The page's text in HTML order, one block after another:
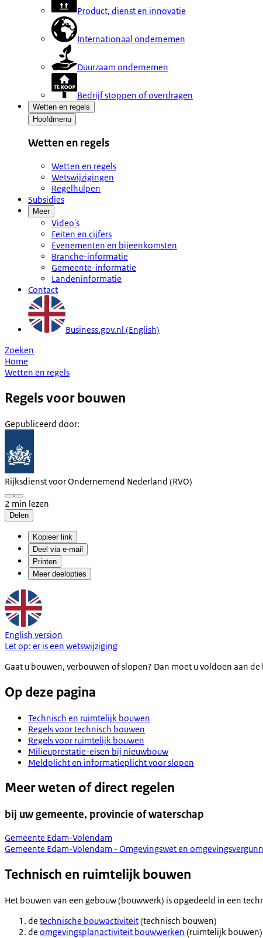
Product, dienst en innovatie
Internationaal ondernemen
Duurzaam ondernemen
Bedrijf stoppen of overdragen
Wetten en regels
Hoofdmenu
Wetten en regels
Wetten en regels
Wetswijzigingen
Regelhulpen
Subsidies
Meer
Video's
Feiten en cijfers
Evenementen en bijeenkomsten
Branche-informatie
Gemeente-informatie
Landeninformatie
Contact
Business.gov.nl (English)
Zoeken
Home
Wetten en regels
Regels voor bouwen
Gepubliceerd door:
Rijksdienst voor Ondernemend Nederland (RVO)
2 min lezen
Delen
Kopieer link
Deel via e-mail
Printen
Meer deelopties
English version
Let op: er is een wetswijziging
Gaat u bouwen, verbouwen of slopen? Dan moet u voldoen aan
Op deze pagina
Technisch en ruimtelijk bouwen
Regels voor technisch bouwen
Regels voor ruimtelijk bouwen
Milieuprestatie-eisen bij nieuwbouw
Meldplicht en informatieplicht voor slopen
Meer weten of direct regelen
bij uw gemeente, provincie of waterschap
Gemeente Edam-Volendam
Gemeente Edam-Volendam - Omgevingswet en
Technisch en ruimtelijk bouwen
Het bouwen van een gebouw (bouwwerk) is opgedeeld in een
de technische bouwactiviteit(technisch bouwen)
de omgevingsplanactiviteit bouwwerken (ruimtelijk bouwen)